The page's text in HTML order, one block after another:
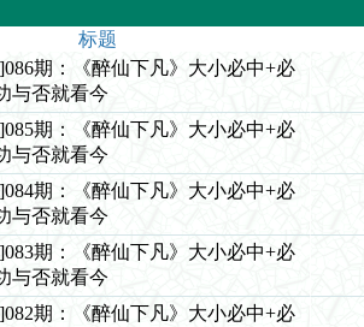
标题
期：《醉仙下凡》大小必中+必
与否就看今
期：《醉仙下凡》大小必中+必
与否就看今
期：《醉仙下凡》大小必中+必
与否就看今
期：《醉仙下凡》大小必中+必
与否就看今
期：《醉仙下凡》大小必中+必